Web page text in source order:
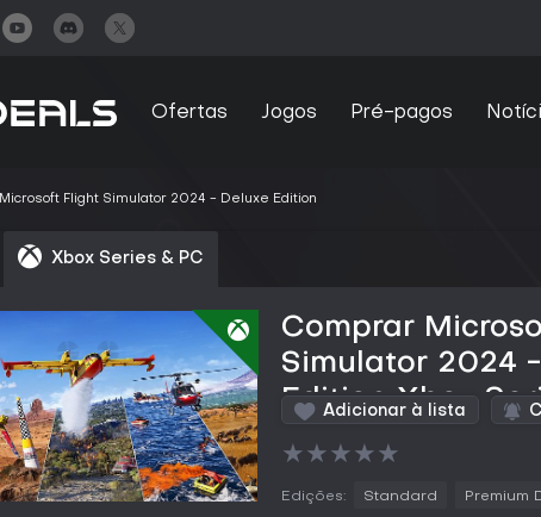
Ofertas Jogos Pré-pagos
Microsoft Flight Simulator 2024 - Deluxe Edition
Xbox Series & PC
Comprar
Simulator 2024
Edition Xbox
Adicionar à lista
★★★★★
Edições: Standard Premium